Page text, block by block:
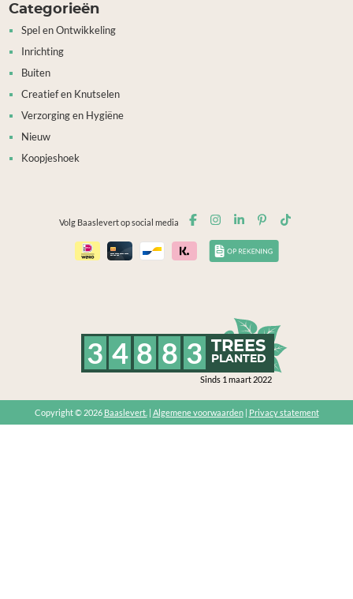
Categorieën
Spel en Ontwikkeling
Inrichting
Buiten
Creatief en Knutselen
Verzorging en Hygiëne
Nieuw
Koopjeshoek
Volg Baaslevert op social media
3 4 8 8 3 TREES
PLANTED
Sinds 1 maart 2022
Copyright © 2026 Baaslevert. | Algemene voorwaarden| Privacy statement